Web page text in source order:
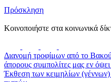
Πρόσκληση
Κοινοποιήστε στα κοινωνικά
Διανομή τροφίμων από το
άπορους συμπολίτες μας εν
Έκθεση των κειμηλίων